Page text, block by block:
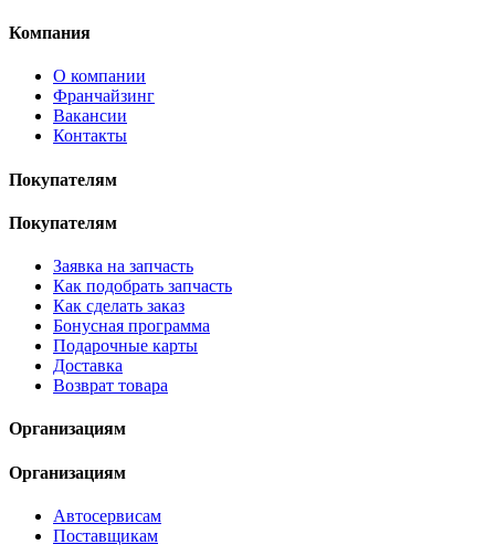
Компания
О компании
Франчайзинг
Вакансии
Контакты
Покупателям
Покупателям
Заявка на запчасть
Как подобрать запчасть
Как сделать заказ
Бонусная программа
Подарочные карты
Доставка
Возврат товара
Организациям
Организациям
Автосервисам
Поставщикам